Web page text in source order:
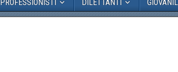
PROFESSIONISTI DILETTANTI